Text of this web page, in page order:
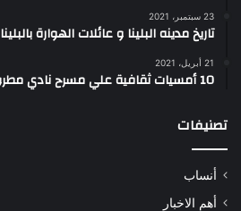
23 سبتمبر، 2021
تاريخ مدينه البلينا و عائلات الهوارة بالبلينا
21 أبريل، 2021
10 أمسيات ثقافية علي مسرح نادي مطروح الإجتماعي في رمضان
تصنيفات
أنساب
أهم الاخبار